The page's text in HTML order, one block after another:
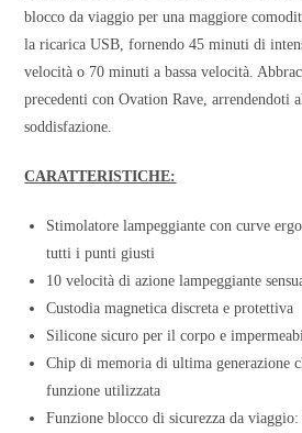
blocco da viaggio per una maggiore
la ricarica USB, fornendo 45 minuti di
velocità o 70 minuti a bassa velocità.
precedenti con Ovation Rave, arrendendoti
soddisfazione.
CARATTERISTICHE:
Stimolatore lampeggiante con curve
tutti i punti giusti
10 velocità di azione lampeggiante
Custodia magnetica discreta e protettiva
Silicone sicuro per il corpo e
Chip di memoria di ultima generazione
funzione utilizzata
Funzione blocco di sicurezza da